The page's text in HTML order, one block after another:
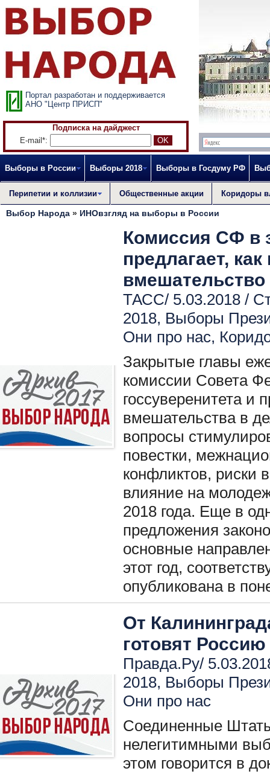
Портал разработан и поддерживается
АНО "Центр ПРИСП"
Подписка на дайджест
E-mail*:
Выборы в России Выборы 2018 Выборы в Госдуму РФ
Перипетии и коллизии Общественные акции Коридоры
Выбор Народа » ИНОвзгляд на выборы в России
Комиссия СФ в
предлагает,
ТАСС/ 5.03.2018 /
2018, Выборы
Они про нас,
Закрытые главы
комиссии Совета
госсуверенитета и
вмешательства в
вопросы
повестки,
конфликтов, риски
влияние на
2018 года. Еще в
предложения
основные
этот год,
опубликована в
От
готовят
Правда.Ру/
2018, Выборы
Они про нас
Соединенные
нелегитимными
этом говорится в